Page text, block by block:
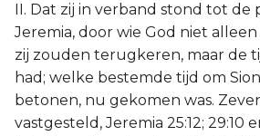
II. Dat zij in verband stond tot de
Jeremia, door wie God niet
zij zouden terugkeren, maar de
had; welke bestemde tijd om
betonen, nu gekomen was.
vastgesteld, Jeremia 25:12; 29:10